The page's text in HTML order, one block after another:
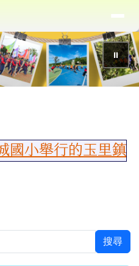
小
⏸
舉行的玉里鎮115
搜尋